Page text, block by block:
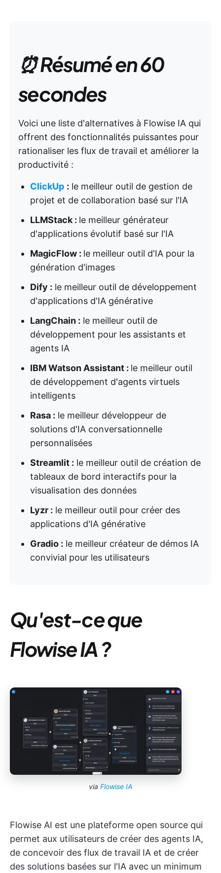
⏰ Résumé en 60
secondes
Voici une liste d'alternatives à Flowise IA qui
offrent des fonctionnalités puissantes pour
rationaliser les flux de travail et améliorer la
productivité :
ClickUp : le meilleur outil de gestion de
projet et de collaboration basé sur l'IA
LLMStack : le meilleur générateur
d'applications évolutif basé sur l'IA
MagicFlow : le meilleur outil d'IA pour la
génération d'images
Dify : le meilleur outil de développement
d'applications d'IA générative
LangChain : le meilleur outil de
développement pour les assistants et
agents IA
IBM Watson Assistant : le meilleur outil
de développement d'agents virtuels
intelligents
Rasa : le meilleur développeur de
solutions d'IA conversationnelle
personnalisées
Streamlit : le meilleur outil de création de
tableaux de bord interactifs pour la
visualisation des données
Lyzr : le meilleur outil pour créer des
applications d'IA générative
Gradio : le meilleur créateur de démos IA
convivial pour les utilisateurs
Qu'est-ce que
Flowise IA ?
via Flowise IA
Flowise AI est une plateforme open source qui
permet aux utilisateurs de créer des agents IA,
de concevoir des flux de travail IA et de créer
des solutions basées sur l'IA avec un minimum